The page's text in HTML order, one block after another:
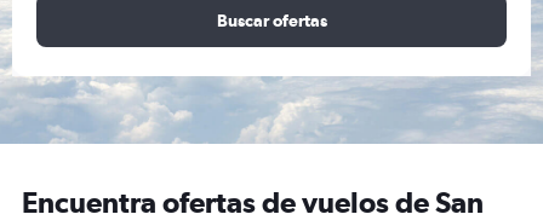
Buscar ofertas
Encuentra ofertas de vuelos de San